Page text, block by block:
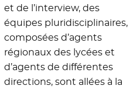
et de l’interview, des
équipes pluridisciplinaires,
composées d’agents
régionaux des lycées et
d’agents de différentes
directions, sont allées à la